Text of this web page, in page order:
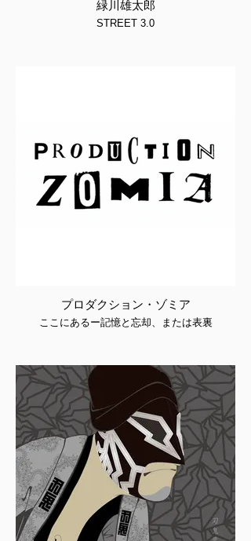
緑川雄太郎
STREET 3.0
プロダクション・ゾミア
ここにあるー記憶と忘却、または表裏